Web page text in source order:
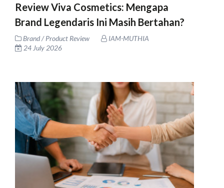
Review Viva Cosmetics: Mengapa
Brand Legendaris Ini Masih Bertahan?
Brand / Product Review
IAM-MUTHIA
24 July 2026